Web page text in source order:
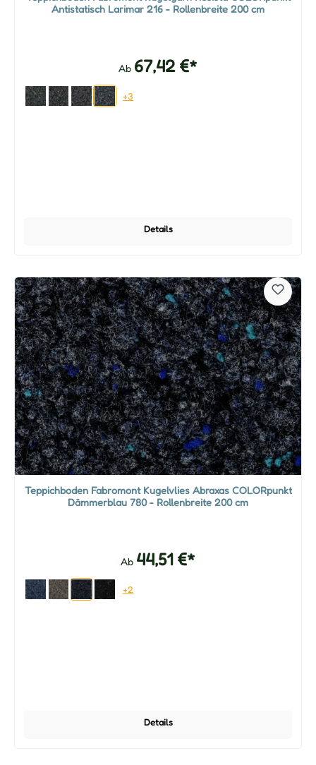
Antistatisch Larimar 216 - Rollenbreite 200 cm
Ab 67,42 €*
+3
Details
Teppichboden Fabromont Kugelvlies Abraxas COLORpunkt
Dämmerblau 780 - Rollenbreite 200 cm
Ab 44,51 €*
+2
Details